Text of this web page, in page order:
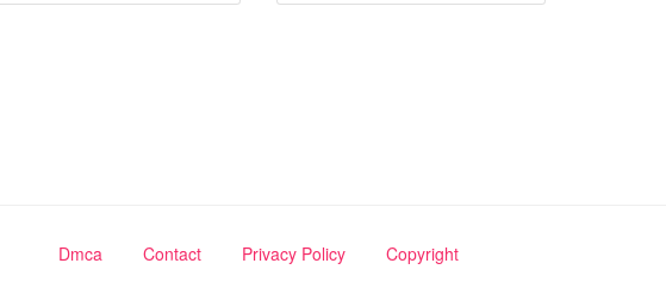
Dmca Contact Privacy Policy Copyright